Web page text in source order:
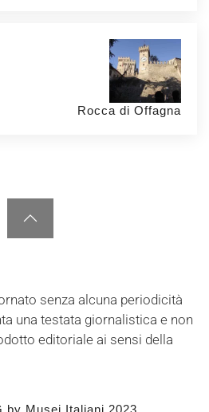
Rocca di Offagna
senza alcuna periodicità
una testata giornalistica e non
editoriale ai sensi della
by Musei Italiani 2023